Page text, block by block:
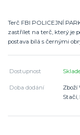
Terč FBI POLICEJNÍ
zastřílet na terč, který je
postava bílá s černými
Dostupnost
Doba dodání
Zboží
Stačí,